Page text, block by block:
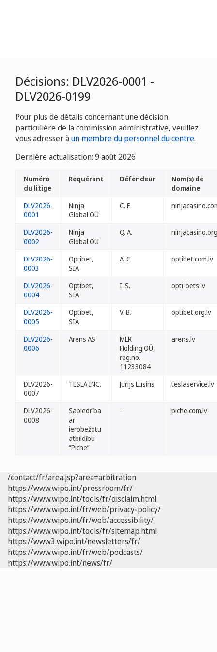
Décisions: DLV2026-0001 -
DLV2026-0199
Pour plus de détails concernant une décision
particulière de la commission administrative, veuillez
vous adresser àun membre du personnel du centre.
Dernière actualisation: 9 août 2026
Numéro
du litige
Requérant Défendeur
Nom(s) de
domaine
DLV2026-
0001
Ninja
Global OÜ
C. F.
DLV2026-
0002
Ninja
Global OÜ
Q. A.
DLV2026-
0003
Optibet,
SIA
A. C. optibet.com.lv
DLV2026-
0004
Optibet,
SIA
I. S. opti-bets.lv
DLV2026-
0005
Optibet,
SIA
V. B. optibet.org.lv
DLV2026-
0006
Arens AS
MLR
Holding OÜ,
reg.no.
11233084
arens.lv
DLV2026-
0007
TESLA INC. Jurijs Lusins teslaservice.lv
DLV2026-
0008
Sabiedrība
ar
ierobežotu
atbildību
“Piche”
- piche.com.lv
/contact/fr/area.jsp?area=arbitration
https://www.wipo.int/pressroom/fr/
https://www.wipo.int/tools/fr/disclaim.html
https://www.wipo.int/fr/web/privacy-policy/
https://www.wipo.int/fr/web/accessibility/
https://www.wipo.int/tools/fr/sitemap.html
https://www3.wipo.int/newsletters/fr/
https://www.wipo.int/fr/web/podcasts/
https://www.wipo.int/news/fr/